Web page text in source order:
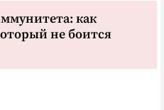
как
не боится